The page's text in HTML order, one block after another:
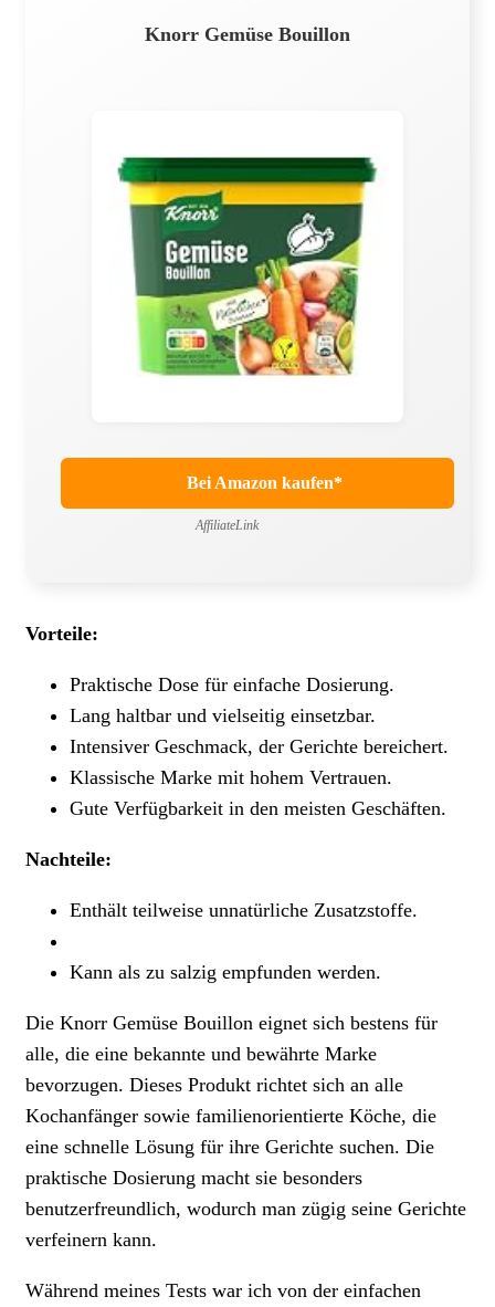
Knorr Gemüse Bouillon
Bei Amazon kaufen*
AffiliateLink
Vorteile:
Praktische Dose für einfache Dosierung.
Lang haltbar und vielseitig einsetzbar.
Intensiver Geschmack, der Gerichte bereichert.
Klassische Marke mit hohem Vertrauen.
Gute Verfügbarkeit in den meisten Geschäften.
Nachteile:
Enthält teilweise unnatürliche Zusatzstoffe.
Kann als zu salzig empfunden werden.
Die Knorr Gemüse Bouillon eignet sich bestens für
alle, die eine bekannte und bewährte Marke
bevorzugen. Dieses Produkt richtet sich an alle
Kochanfänger sowie familienorientierte Köche, die
eine schnelle Lösung für ihre Gerichte suchen. Die
praktische Dosierung macht sie besonders
benutzerfreundlich, wodurch man zügig seine Gerichte
verfeinern kann.
Während meines Tests war ich von der einfachen